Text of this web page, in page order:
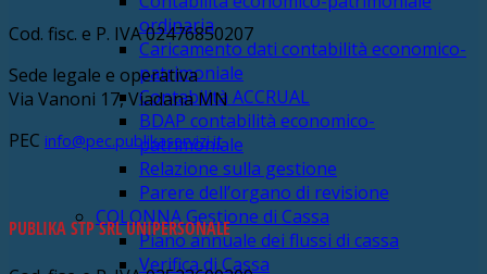
ordinaria
Caricamento dati contabilità economico-
patrimoniale
Contabilità ACCRUAL
BDAP contabilità economico-
patrimoniale
Relazione sulla gestione
Parere dell’organo di revisione
COLONNA Gestione di Cassa
Piano annuale dei flussi di cassa
Verifica di Cassa
Cod. fisc. e P. IVA 02476850207
Sede legale e operativa
Via Vanoni 17, Viadana MN
PEC info@pec.publikaservizi.it
PUBLIKA STP SRL UNIPERSONALE